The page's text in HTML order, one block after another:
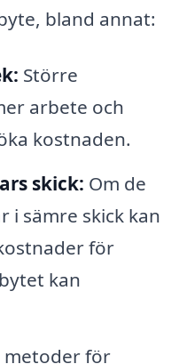
bland annat:
Större
arbete och
kostnaden.
skick: Om de
i sämre skick kan
för
kan
metoder för